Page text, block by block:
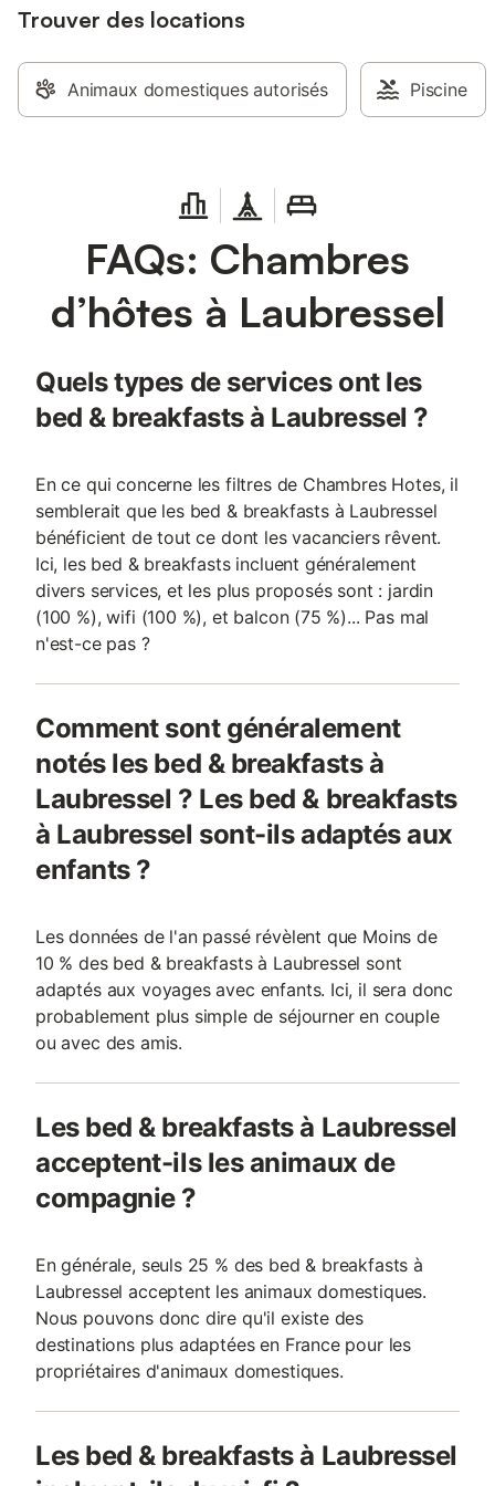
également situé à
de REIMS et 2h00
Alpes (Haute-
espace bien-être :
personnes Massage
californien : 90€ /
heure de détente
Massage Hawaien :
€ en Duo pour 1 H
Gourmand avec 1/2
Trouver des locations
Animaux domestiques autorisés Piscine
FAQs: Chambres
d’hôtes à Laubressel
Quels types de services ont les
bed & breakfasts à Laubressel ?
En ce qui concerne les filtres de Chambres Hotes, il
semblerait que les bed & breakfasts à Laubressel
bénéficient de tout ce dont les vacanciers rêvent.
Ici, les bed & breakfasts incluent généralement
divers services, et les plus proposés sont : jardin
(100 %), wifi (100 %), et balcon (75 %)... Pas mal
n'est-ce pas ?
Comment sont généralement
notés les bed & breakfasts à
Laubressel ? Les bed & breakfasts
à Laubressel sont-ils adaptés aux
enfants ?
Les données de l'an passé révèlent que Moins de
10 % des bed & breakfasts à Laubressel sont
adaptés aux voyages avec enfants. Ici, il sera donc
probablement plus simple de séjourner en couple
ou avec des amis.
Les bed & breakfasts à Laubressel
acceptent-ils les animaux de
compagnie ?
En générale, seuls 25 % des bed & breakfasts à
Laubressel acceptent les animaux domestiques.
Nous pouvons donc dire qu'il existe des
destinations plus adaptées en France pour les
propriétaires d'animaux domestiques.
Les bed & breakfasts à Laubressel